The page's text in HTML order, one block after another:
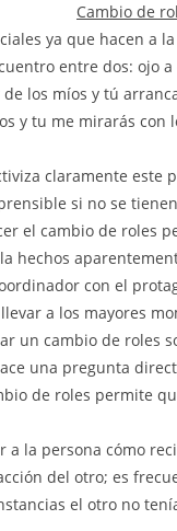
Cambio de
ya que hacen a
entre dos: ojo
los míos y tú
y tu me mirarás con
claramente
si no se
el cambio de roles
hechos
con el
a los mayores
un cambio de roles
una pregunta
de roles permite
a la persona cómo
del otro; es
el otro no